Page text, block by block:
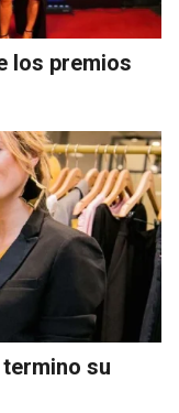
los premios
su